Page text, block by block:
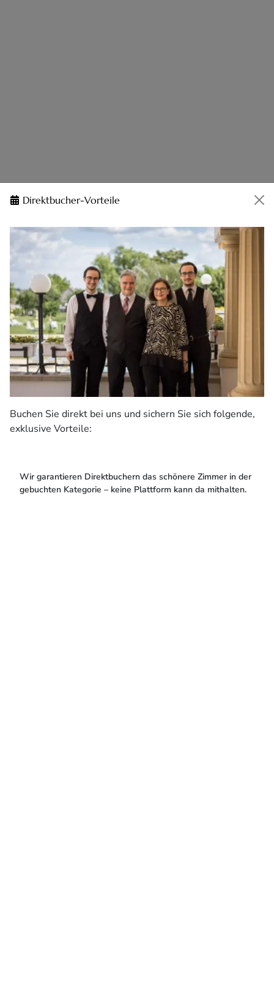
Direktbucher-Vorteile
Buchen Sie direkt bei uns und sichern Sie sich folgende,
exklusive Vorteile:
Wir garantieren Direktbuchern das schönere Zimmer in der
gebuchten Kategorie – keine Plattform kann da mithalten.